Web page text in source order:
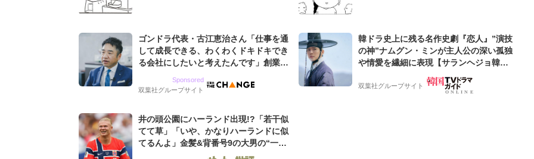
ゴンドラ代表・古江恵治さん「仕事を通
して成長できる、わくわくドキドキでき
る会社にしたいと考えたんです」創業来
グ会社のアイデンティティ
Sponsored
双葉社グループサイト
韓ドラ史上に残る名作史劇『恋人』”演技
の神”ナムグン・ミンが主人公の深い孤独
や情愛を繊細に表現【サランヘジョ韓ド
双葉社グループサイト
井の頭公園にハーランド出現!?「若干似
てて草」「いや、かなりハーランドに似
てるんよ」金髪&背番号9の大男の“一人
バイキング・ロー”映像が話題!「元気を